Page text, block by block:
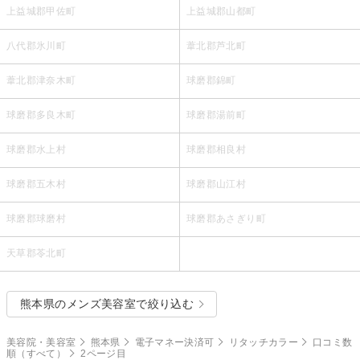
上益城郡甲佐町 上益城郡山都町
八代郡氷川町 葦北郡芦北町
葦北郡津奈木町 球磨郡錦町
球磨郡多良木町 球磨郡湯前町
球磨郡水上村 球磨郡相良村
球磨郡五木村 球磨郡山江村
球磨郡球磨村 球磨郡あさぎり町
天草郡苓北町
熊本県のメンズ美容室で絞り込む
美容院・美容室 熊本県 電子マネー決済可 リタッチカラー
口コミ数
順（すべて）
2ページ目